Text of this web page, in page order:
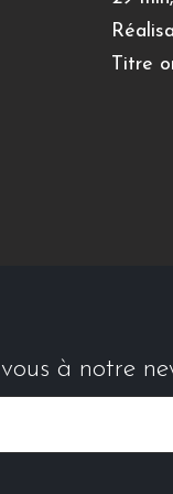
Titre
à notre